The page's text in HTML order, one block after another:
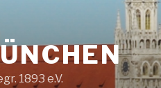
1893 e.V.